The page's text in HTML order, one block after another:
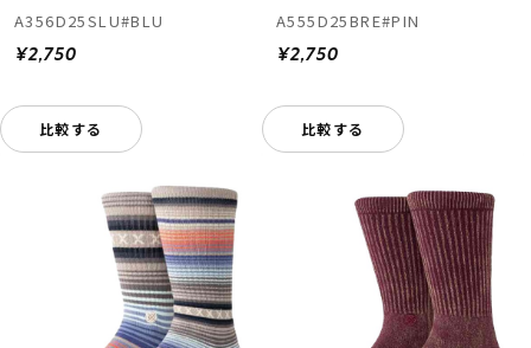
A356D25SLU#BLU
¥2,750
比較する
A555D25BRE#PIN
¥2,750
比較する